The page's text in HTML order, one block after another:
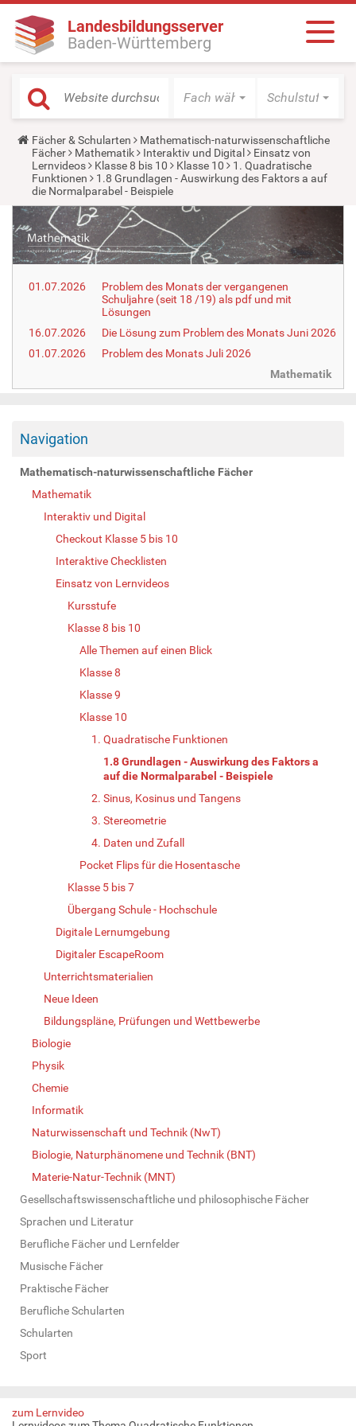
Landesbildungsserver
Baden-Württemberg
Fach wählen Schulstufe
Y
o
u
a
r
e
h
e
r
e
:
Fächer & Schularten
Mathematisch-naturwissenschaftliche
Fächer
Mathematik Interaktiv und Digital
Einsatz von
Lernvideos
Klasse 8 bis 10 Klasse 10
1. Quadratische
Funktionen
1.8 Grundlagen - Auswirkung des Faktors a auf
die Normalparabel - Beispiele
01.07.2026
Problem des Monats der vergangenen
Schuljahre (seit 18 /19) als pdf und mit
Lösungen
16.07.2026
Die Lösung zum Problem des Monats Juni 2026
01.07.2026
Problem des Monats Juli 2026
Mathematik
Navigation
Mathematisch-naturwissenschaftliche Fächer
Mathematik
Interaktiv und Digital
Checkout Klasse 5 bis 10
Interaktive Checklisten
Einsatz von Lernvideos
Kursstufe
Klasse 8 bis 10
Alle Themen auf einen Blick
Klasse 8
Klasse 9
Klasse 10
1. Quadratische Funktionen
1.8 Grundlagen - Auswirkung des Faktors a
auf die Normalparabel - Beispiele
2. Sinus, Kosinus und Tangens
3. Stereometrie
4. Daten und Zufall
Pocket Flips für die Hosentasche
Klasse 5 bis 7
Übergang Schule - Hochschule
Digitale Lernumgebung
Digitaler EscapeRoom
Unterrichtsmaterialien
Neue Ideen
Bildungspläne, Prüfungen und Wettbewerbe
Biologie
Physik
Chemie
Informatik
Naturwissenschaft und Technik (NwT)
Biologie, Naturphänomene und Technik (BNT)
Materie-Natur-Technik (MNT)
Gesellschaftswissenschaftliche und philosophische Fächer
Sprachen und Literatur
Berufliche Fächer und Lernfelder
Musische Fächer
Praktische Fächer
Berufliche Schularten
Schularten
Sport
zum Lernvideo